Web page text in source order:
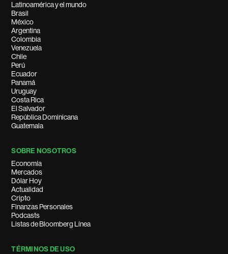
Latinoamérica y el mundo
Brasil
México
Argentina
Colombia
Venezuela
Chile
Perú
Ecuador
Panamá
Uruguay
Costa Rica
El Salvador
República Dominicana
Guatemala
SOBRE NOSOTROS
Economía
Mercados
Dólar Hoy
Actualidad
Cripto
Finanzas Personales
Podcasts
Listas de Bloomberg Línea
TÉRMINOS DE USO